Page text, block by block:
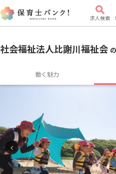
求人検索
社会福祉法人比謝川福祉会
働く魅力